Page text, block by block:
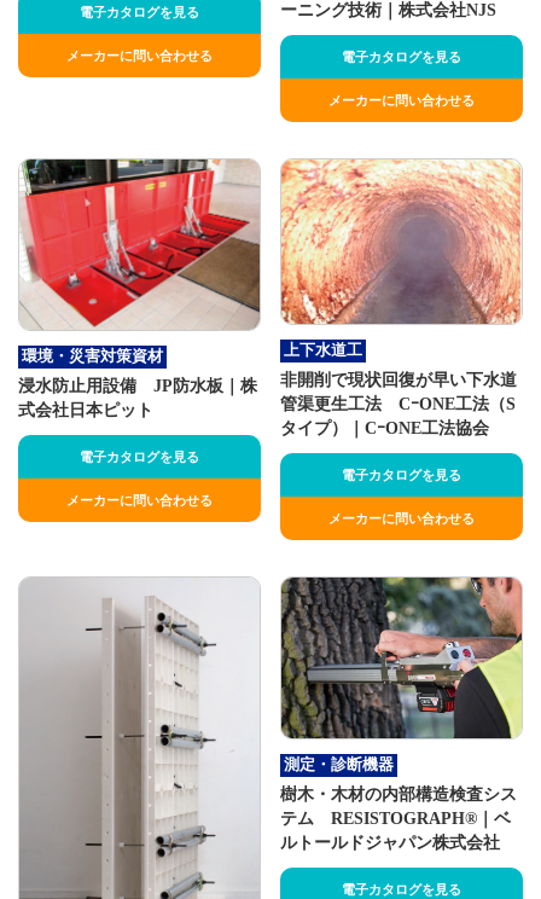
電子カタログを見る
メーカーに問い合わせる
ーニング技術｜株式会社NJS
電子カタログを見る
メーカーに問い合わせる
環境・災害対策資材
浸水防止用設備 JP防水板｜株
式会社日本ピット
電子カタログを見る
メーカーに問い合わせる
上下水道工
非開削で現状回復が早い下水道
管渠更生工法 CｰONE工法（S
タイプ）｜CｰONE工法協会
電子カタログを見る
メーカーに問い合わせる
測定・診断機器
樹木・木材の内部構造検査シス
テム RESISTOGRAPH®｜ベ
ルトールドジャパン株式会社
電子カタログを見る